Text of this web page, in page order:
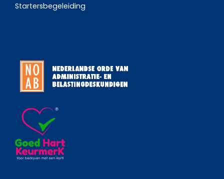
Startersbegeleiding